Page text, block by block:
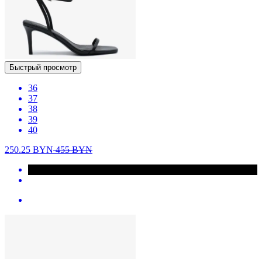
Быстрый просмотр
36
37
38
39
40
250.25 BYN455BYN